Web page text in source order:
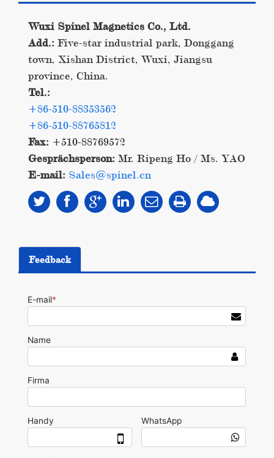
Wuxi Spinel Magnetics Co., Ltd.
Add.: Five-star industrial park, Donggang
town, Xishan District, Wuxi, Jiangsu
province, China.
Tel.:
+86-510-88353562
+86-510-88765812
Fax: +510-88769572
Gesprächsperson: Mr. Ripeng Ho / Ms. YAO
E-mail: Sales@spinel.cn
Feedback